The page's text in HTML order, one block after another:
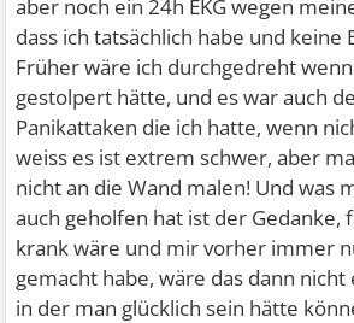
aber noch ein 24h EKG wegen
dass ich tatsächlich habe und keine
Früher wäre ich durchgedreht
gestolpert hätte, und es war auch
Panikattaken die ich hatte, wenn
weiss es ist extrem schwer, aber
nicht an die Wand malen! Und was
auch geholfen hat ist der Gedanke,
krank wäre und mir vorher immer
gemacht habe, wäre das dann
in der man glücklich sein hätte